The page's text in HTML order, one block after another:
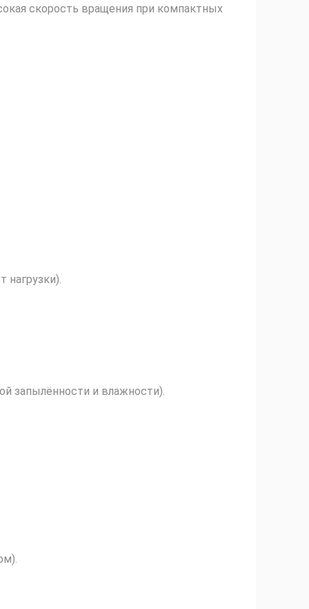
скорость вращения при компактных
нагрузки).
запылённости и влажности).